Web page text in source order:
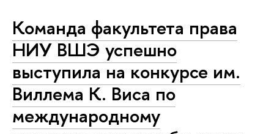
Команда факультета права
НИУ ВШЭ успешно
выступила на конкурсе им.
Виллема К. Виса по
международному